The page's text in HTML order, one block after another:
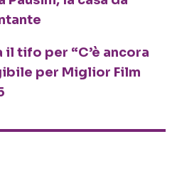
il tifo per “C’è ancora
per Miglior Film